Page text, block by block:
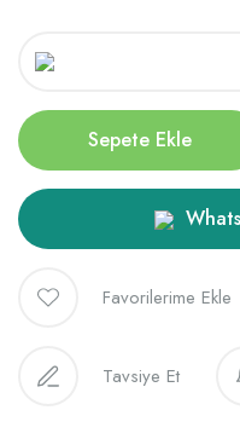
Sepete Ekle
Tavsiye Et